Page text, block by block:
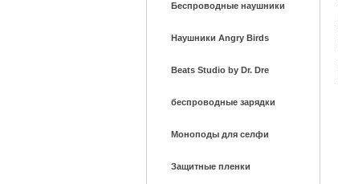
Беспроводные наушники
Наушники Angry Birds
Beats Studio by Dr. Dre
беспроводные зарядки
Моноподы для селфи
Защитные пленки